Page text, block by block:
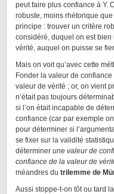
peut faire plus confiance à Y.
robuste, moins rhétorique
principe : trouver un critère
considéré, duquel on est
vérité, auquel on puisse se
Mais on voit qu’avec cette
Fonder la valeur de
valeur de vérité ; or, on vient
n’était pas toujours
si l’on était incapable de
confiance (car par exemple
pour déterminer si
se fixer sur la validité
déterminer une valeur de
confiance de la valeur de
méandres du trilemme de
Aussi stoppe-t-on tôt ou tard